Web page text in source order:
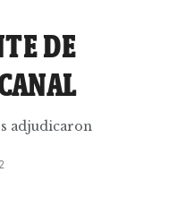
DE
adjudicaron